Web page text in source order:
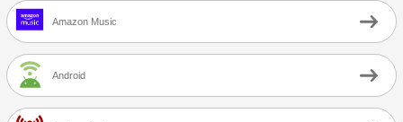
Amazon Music
Android